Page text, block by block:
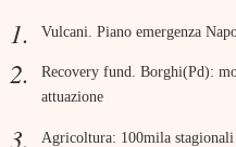
Vulcani. Piano emergenza
Recovery fund. Borghi(Pd):
attuazione
Agricoltura: 100mila